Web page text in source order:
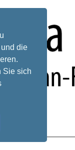
die
Sie sich